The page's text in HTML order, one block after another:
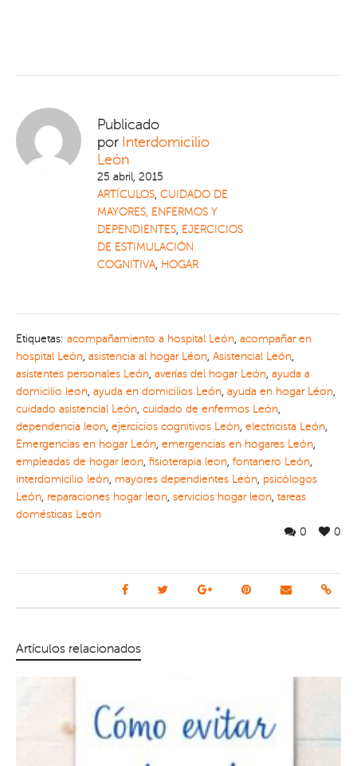
Publicado
por Interdomicilio
León
25 abril, 2015
ARTÍCULOS, CUIDADO DE
MAYORES, ENFERMOS Y
DEPENDIENTES, EJERCICIOS
DE ESTIMULACIÓN
COGNITIVA, HOGAR
Etiquetas: acompañamiento a hospital León, acompañar en
hospital León, asistencia al hogar Léon, Asistencial León,
asistentes personales León, averías del hogar León, ayuda a
domicilio leon, ayuda en domicilios León, ayuda en hogar Léon,
cuidado asistencial León, cuidado de enfermos León,
dependencia leon, ejercicios cognitivos León, electricista León,
Emergencias en hogar León, emergencias en hogares León,
empleadas de hogar leon, fisioterapia leon, fontanero León,
interdomicilio león, mayores dependientes León, psicólogos
León, reparaciones hogar leon, servicios hogar leon, tareas
domésticas León
0
0
Artículos relacionados